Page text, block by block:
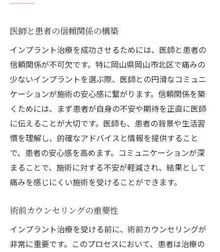
医師と患者の信頼関係の構築
インプラント治療を成功させるためには、医師と患者の
信頼関係が不可欠です。特に岡山県岡山市北区で痛みの
少ないインプラントを選ぶ際、医師との円滑なコミュニ
ケーションが施術の安心感に繋がります。信頼関係を築
くためには、まず患者が自身の不安や期待を正直に医師
に伝えることが大切です。医師も、患者の背景や生活習
慣を理解し、的確なアドバイスと情報を提供すること
で、患者の安心感を高めます。コミュニケーションが深
まることで、施術に対する不安が軽減され、結果として
痛みを感じにくい施術を受けることができます。
術前カウンセリングの重要性
インプラント治療を受ける前に、術前カウンセリングが
非常に重要です。このプロセスにおいて、患者は治療の